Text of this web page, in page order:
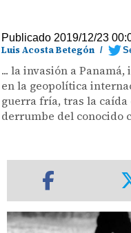
Publicado 2019/12/23
Luis Acosta Betegón /
... la invasión a
en la geopolítica
guerra fría, tras la
derrumbe del conocido